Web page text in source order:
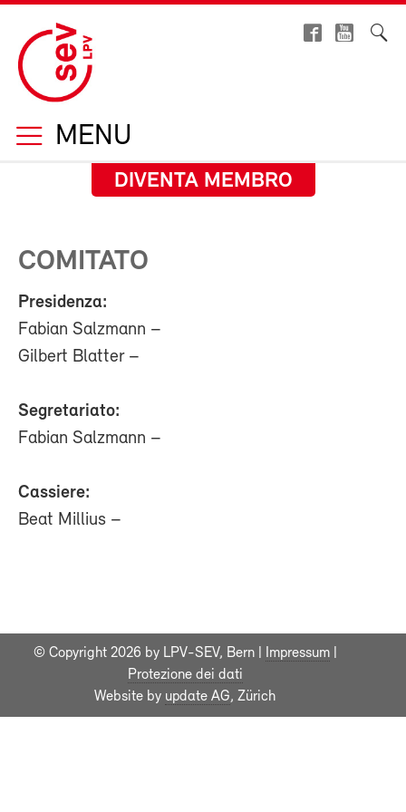
MENU
DIVENTA MEMBRO
COMITATO
Presidenza:
Fabian Salzmann –
Gilbert Blatter –
Segretariato:
Fabian Salzmann –
Cassiere:
Beat Millius –
© Copyright 2026 by LPV-SEV, Bern | Impressum|
Protezione dei dati
Website by update AG, Zürich